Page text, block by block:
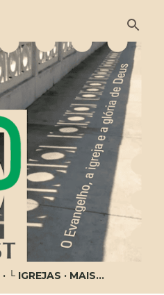
└ IGREJAS MAIS…